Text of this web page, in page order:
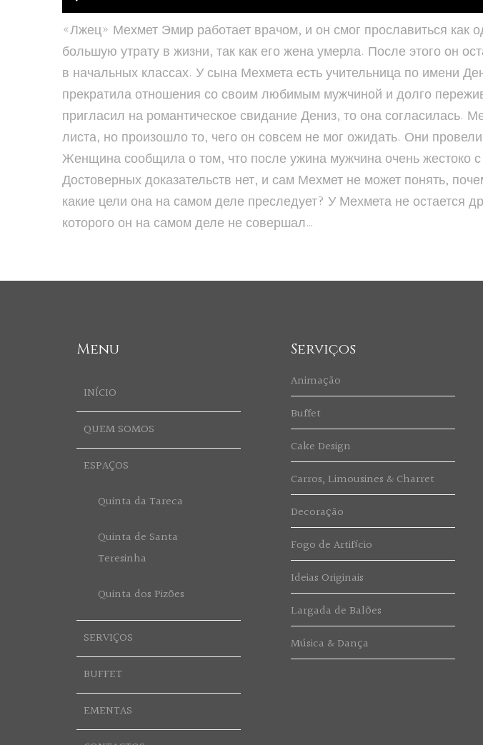
«Лжец» Мехмет Эмир работает врачом, и он смог прославиться
большую утрату в жизни, так как его жена умерла. После этого он
в начальных классах. У сына Мехмета есть учительница по имени
прекратила отношения со своим любимым мужчиной и долго
пригласил на романтическое свидание Дениз, то она согласилась.
листа, но произошло то, чего он совсем не мог ожидать. Они
Женщина сообщила о том, что после ужина мужчина очень жестоко
Достоверных доказательств нет, и сам Мехмет не может понять,
какие цели она на самом деле преследует? У Мехмета не остается
которого он на самом деле не совершал…
Menu
INÍCIO
QUEM SOMOS
ESPAÇOS
Quinta da Tareca
Quinta de Santa
Teresinha
Quinta dos Pizões
SERVIÇOS
BUFFET
EMENTAS
Serviços
Animação
Buffet
Cake Design
Carros, Limousines & Charret
Decoração
Fogo de Artifício
Ideias Originais
Largada de Balões
Música & Dança